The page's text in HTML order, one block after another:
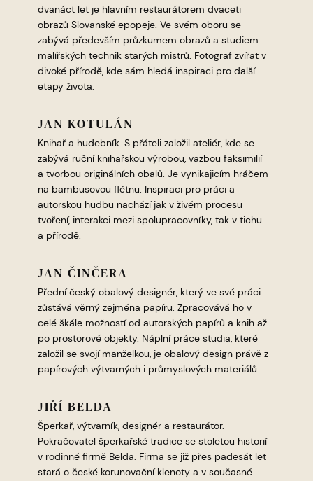
dvanáct let je hlavním restaurátorem dvaceti
obrazů Slovanské epopeje. Ve svém oboru se
zabývá především průzkumem obrazů a studiem
malířských technik starých mistrů. Fotograf zvířat v
divoké přírodě, kde sám hledá inspiraci pro další
etapy života.
JAN KOTULÁN
Knihař a hudebník. S přáteli založil ateliér, kde se
zabývá ruční knihařskou výrobou, vazbou faksimilií
a tvorbou originálních obalů. Je vynikajicím hráčem
na bambusovou flétnu. Inspiraci pro práci a
autorskou hudbu nachází jak v živém procesu
tvoření, interakci mezi spolupracovníky, tak v tichu
a přírodě.
JAN ČINČERA
Přední český obalový designér, který ve své práci
zůstává věrný zejména papíru. Zpracovává ho v
celé škále možností od autorských papírů a knih až
po prostorové objekty. Náplní práce studia, které
založil se svojí manželkou, je obalový design právě z
papírových výtvarných i průmyslových materiálů.
JIŘÍ BELDA
Šperkař, výtvarník, designér a restaurátor.
Pokračovatel šperkařské tradice se stoletou historií
v rodinné firmě Belda. Firma se již přes padesát let
stará o české korunovační klenoty a v současné